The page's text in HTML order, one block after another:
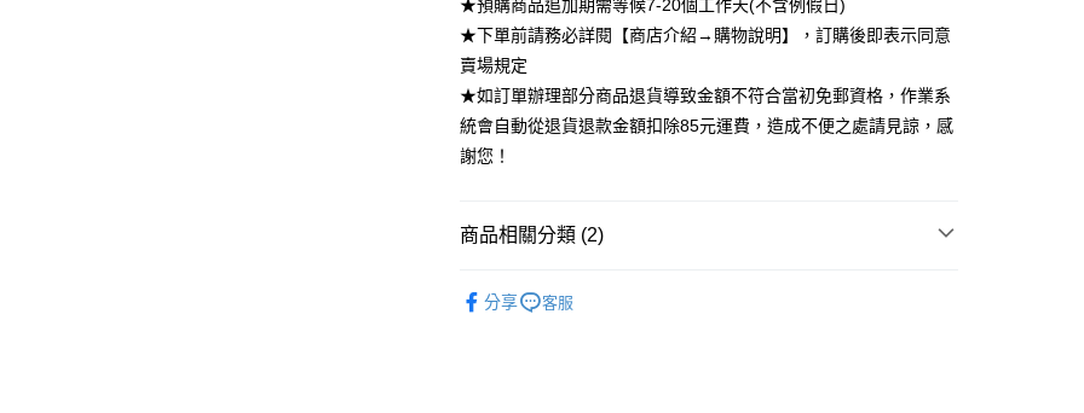
全家付款取貨
每筆NT$85，滿NT$1,200(含以上)免運費
付款後全家取貨
每筆NT$85，滿NT$1,200(含以上)免運費
7-11付款取貨
付款後7-11取貨
宅配
★預購商品追加期需等候7-20個工作天(不含例假日)
★下單前請務必詳閱【商店介紹→購物說明】，訂購後即表示同意
賣場規定
★如訂單辦理部分商品退貨導致金額不符合當初免郵資格，作業系
統會自動從退貨退款金額扣除85元運費，造成不便之處請見諒，感
謝您！
商品相關分類 (2)
分享 客服